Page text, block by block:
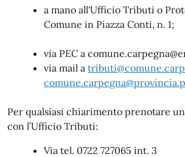
a mano all'Ufficio Tributi o
Comune in Piazza Conti, n. 1;
via PEC a
via mail a
Per qualsiasi chiarimento prenotare
con l’Ufficio Tributi:
Via tel. 0722 727065 int. 3